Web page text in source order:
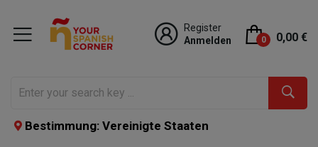
Register
Anmelden
0 0,00 €
Bestimmung: Vereinigte Staaten